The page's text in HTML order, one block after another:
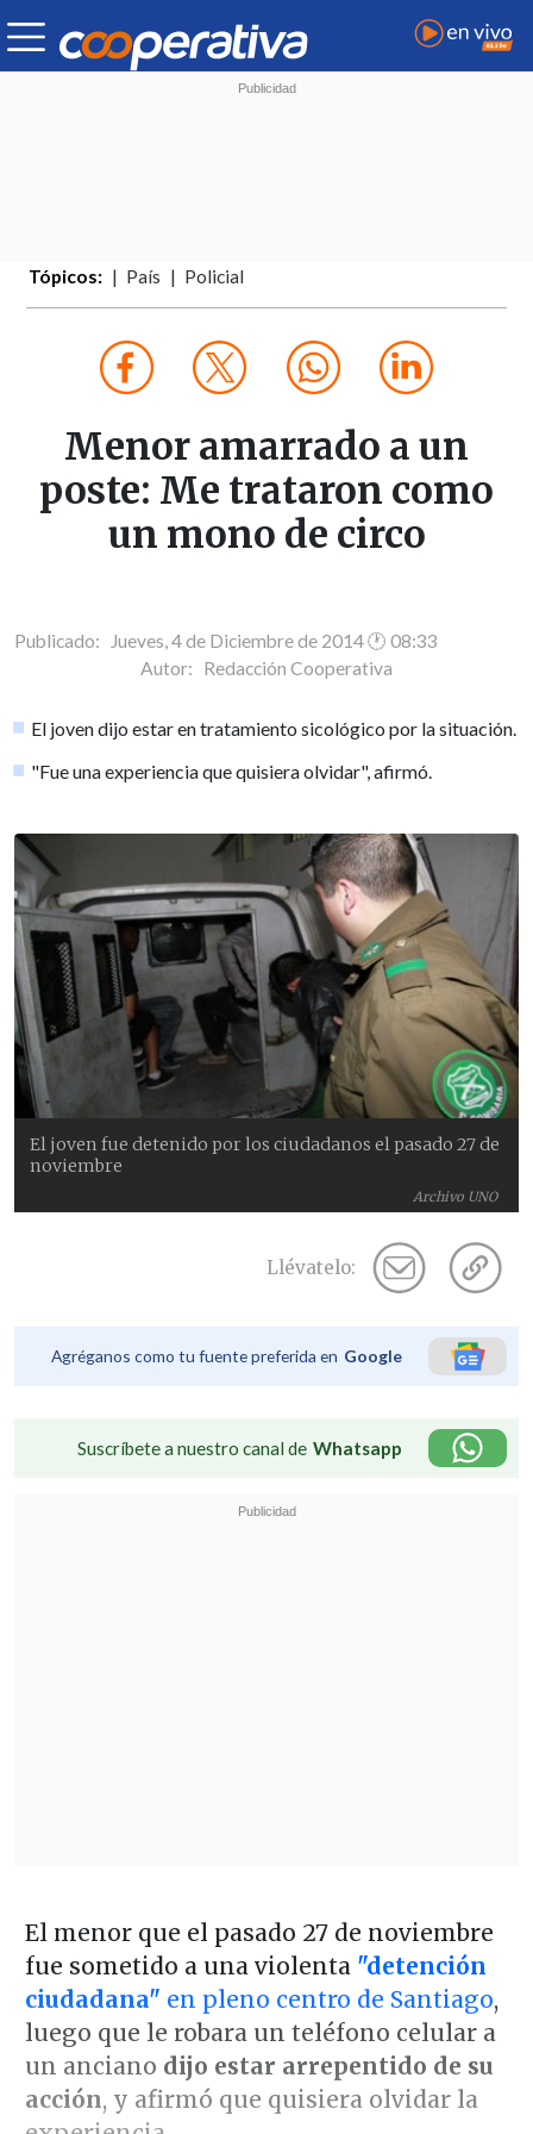
Tópicos: País Policial
Menor amarrado a un
poste: Me trataron como
un mono de circo
Publicado: Jueves, 4 de Diciembre de 2014 🕐 08:33
Autor: Redacción Cooperativa
El joven dijo estar en tratamiento sicológico por la situación.
"Fue una experiencia que quisiera olvidar", afirmó.
Archivo UNO
El joven fue detenido por los ciudadanos el pasado 27 de
noviembre
Llévatelo:
Agréganos como tu fuente preferida en Google
Suscríbete a nuestro canal de Whatsapp
El menor que el pasado 27 de noviembre
fue sometido a una violenta "detención
ciudadana" en pleno centro de Santiago,
luego que le robara un teléfono celular a
un anciano dijo estar arrepentido de su
acción, y afirmó que quisiera olvidar la